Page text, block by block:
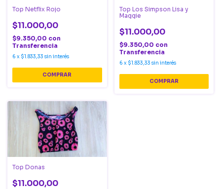
Top Netflix Rojo
$11.000,00
$9.350,00 con
Transferencia
6 x $1.833,33 sin interés
COMPRAR
Top Los Simpson Lisa y
Maggie
$11.000,00
$9.350,00 con
Transferencia
6 x $1.833,33 sin interés
COMPRAR
Top Donas
$11.000,00